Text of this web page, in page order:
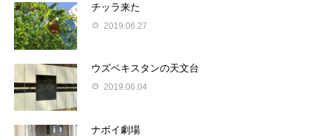
チッラ来た
2019.06.27
ウズベキスタンの天文台
2019.06.04
ナボイ劇場